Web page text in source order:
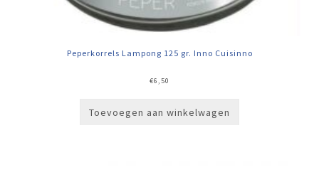
Peperkorrels Lampong 125 gr. Inno Cuisinno
€6,50
Toevoegen aan winkelwagen